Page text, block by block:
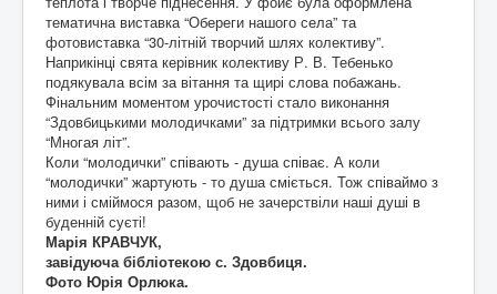
тематична виставка “Обереги нашого села” та
фотовиставка “30-літній творчий шлях колективу”.
Наприкінці свята керівник колективу Р. В. Тебенько
подякувала всім за вітання та щирі слова побажань.
Фінальним моментом урочистості стало виконання
“Здовбицькими молодичками” за підтримки всього залу
“Многая літ”.
Коли “молодички” співають - душа співає. А коли
“молодички” жартують - то душа сміється. Тож співаймо з
ними і сміймося разом, щоб не зачерствіли наші душі в
буденній суєті!
Марія КРАВЧУК,
завідуюча бібліотекою с. Здовбиця.
Фото Юрія Орлюка.